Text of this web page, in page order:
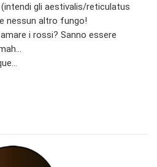
gli aestivalis/reticulatus
nessun altro fungo!
i rossi? Sanno essere